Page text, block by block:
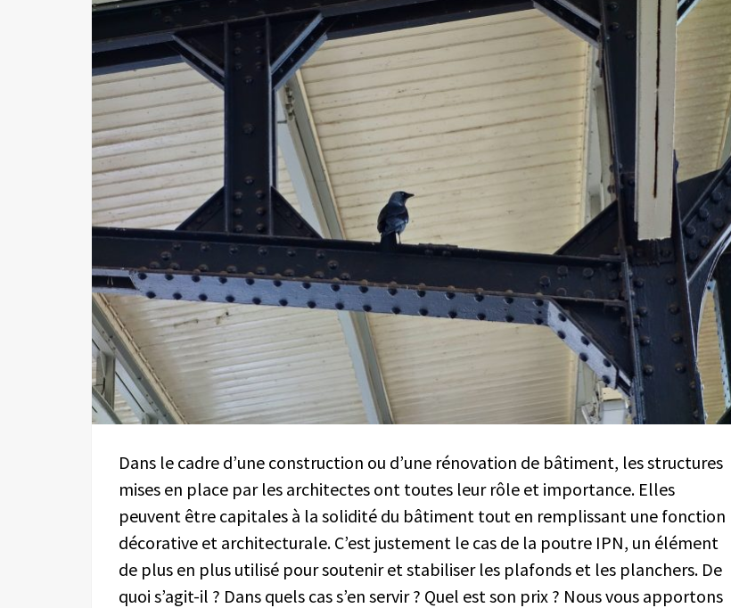
Dans le cadre d’une construction ou d’une rénovation de bâtiment, les structures
mises en place par les architectes ont toutes leur rôle et importance. Elles
peuvent être capitales à la solidité du bâtiment tout en remplissant une fonction
décorative et architecturale. C’est justement le cas de la poutre IPN, un élément
de plus en plus utilisé pour soutenir et stabiliser les plafonds et les planchers. De
quoi s’agit-il ? Dans quels cas s’en servir ? Quel est son prix ? Nous vous apportons